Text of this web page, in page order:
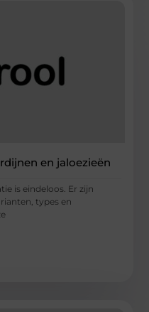
en jaloezieën
is eindeloos. Er zijn
types en